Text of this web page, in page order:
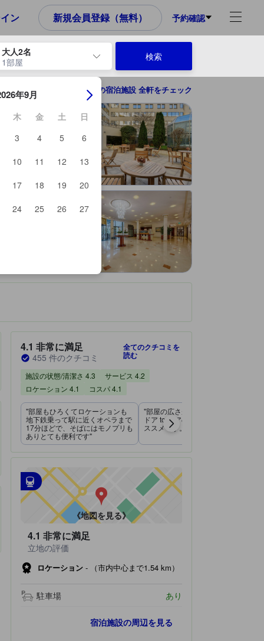
ン 新規会員登録（無料） 予約確認
大人2名
1部屋
使用して、チェックイン日とチェックアウト日を移動します。
年9月
木 金 土
日
3
4 5
6
10
11 12
13
17
18 19
20
24
25 26 27
検索
パリの宿泊施設 全軒をチェック
す。
宿泊施設のクチコミスコア：4.1 / 5 非常に満足 455 件のクチコミ
4.1 非常に満足
455 件のクチコミ
全てのクチコミを
読む
施設の状態/清潔さ 4.3
サービス 4.2
ロケーション 4.1
コスパ 4.1
"部屋もひろくてロケーションも
地下鉄乗って駅に近くオペラまで
17分ほどで、そばにはモノプリも
ありとても便利です"
"部屋の広さがある、目的地への
ドア to ドアの時間を考えるとお
ススメです。"
tooltip
最寄の交通機関
• 最寄の駅：メトロ ポン ドゥ ルヴァロワ ベコン駅（距離
• 最寄の駅：メトロ アナトール フランス駅（距離0.76km）
《地図を見る》
4.1 非常に満足
立地の評価
ロケーション - （市内中心まで1.54 km）
駐車場 あり
宿泊施設の周辺を見る
これから宿泊選びをされるユーザーにとっても参考となる信頼で